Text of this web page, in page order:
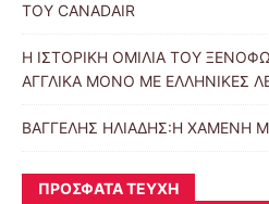
ΤΟΥ CANADAIR
Η ΙΣΤΟΡΙΚΗ ΟΜΙΛΙΑ ΤΟΥ
ΑΓΓΛΙΚΑ ΜΟΝΟ ΜΕ ΕΛΛΗΝΙΚΕΣ
ΒΑΓΓΕΛΗΣ ΗΛΙΑΔΗΣ:Η ΧΑΜΕΝΗ
ΠΡΌΣΦΑΤΑ ΤΕΎΧΗ